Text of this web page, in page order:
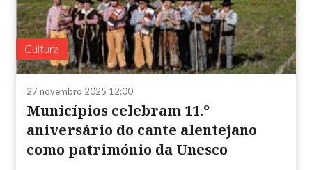
Cultura
27 novembro 2025 12:00
Municípios celebram 11.º
aniversário do cante alentejano
como património da Unesco